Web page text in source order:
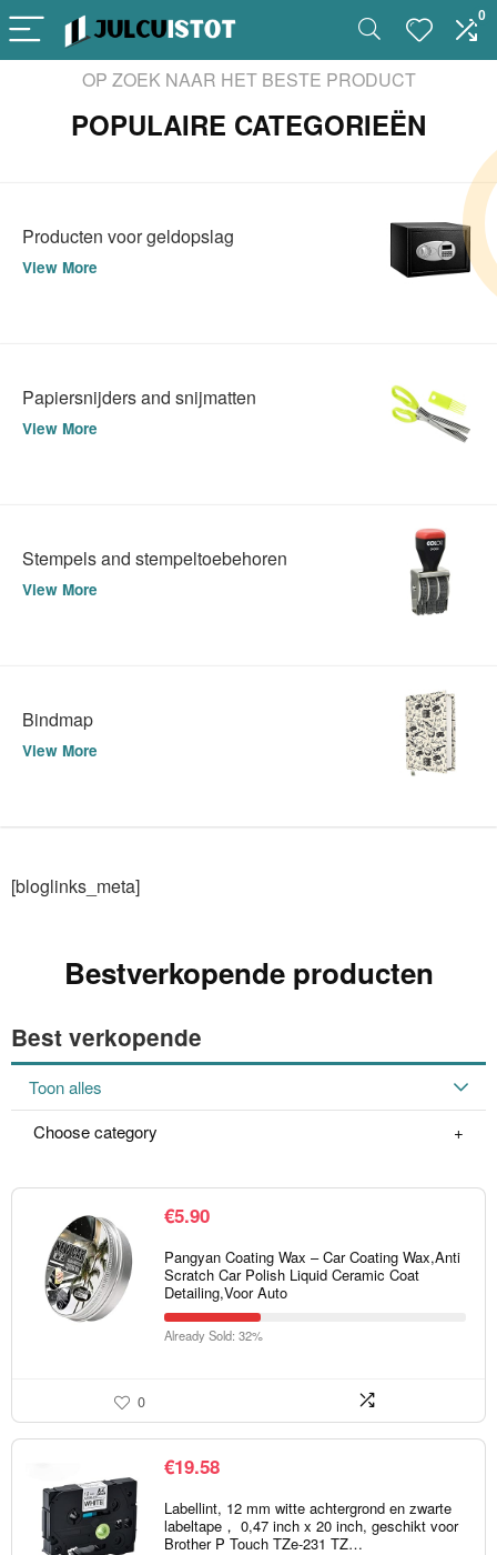
0
OP ZOEK NAAR HET BESTE PRODUCT
POPULAIRE CATEGORIEËN
Producten voor geldopslag
View More
Papiersnijders and snijmatten
View More
Stempels and stempeltoebehoren
View More
Bindmap
View More
[bloglinks_meta]
Bestverkopende producten
Best verkopende
Toon alles
Choose category
€5.90
Pangyan Coating Wax – Car Coating Wax,Anti
Scratch Car Polish Liquid Ceramic Coat
Detailing,Voor Auto
Already Sold: 32%
0
€19.58
Labellint, 12 mm witte achtergrond en zwarte
labeltape， 0,47 inch x 20 inch, geschikt voor
Brother P Touch TZe-231 TZ…